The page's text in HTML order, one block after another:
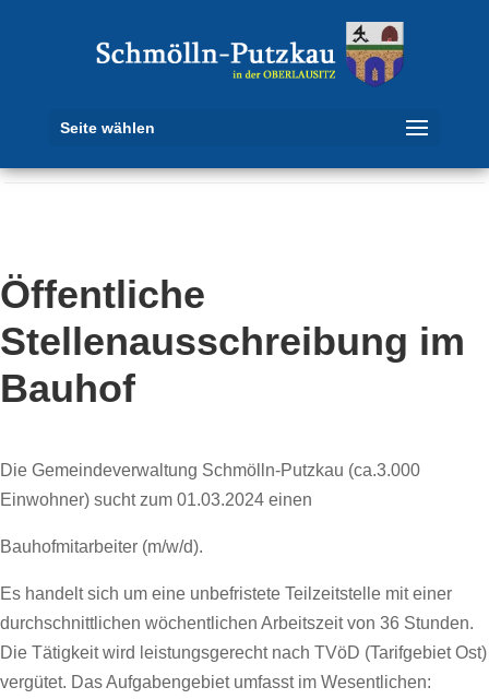
Seite wählen
Öffentliche
Stellenausschreibung im
Bauhof
Die Gemeindeverwaltung Schmölln-Putzkau (ca.3.000
Einwohner) sucht zum 01.03.2024 einen
Bauhofmitarbeiter (m/w/d).
Es handelt sich um eine unbefristete Teilzeitstelle mit einer
durchschnittlichen wöchentlichen Arbeitszeit von 36 Stunden.
Die Tätigkeit wird leistungsgerecht nach TVöD (Tarifgebiet Ost)
vergütet. Das Aufgabengebiet umfasst im Wesentlichen: